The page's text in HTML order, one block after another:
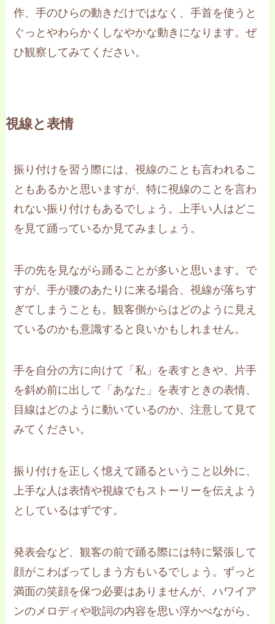
作、手のひらの動きだけではなく、手首を使うと
ぐっとやわらかくしなやかな動きになります。ぜ
ひ観察してみてください。
視線と表情
振り付けを習う際には、視線のことも言われるこ
ともあるかと思いますが、特に視線のことを言わ
れない振り付けもあるでしょう。上手い人はどこ
を見て踊っているか見てみましょう。
手の先を見ながら踊ることが多いと思います。で
すが、手が腰のあたりに来る場合、視線が落ちす
ぎてしまうことも。観客側からはどのように見え
ているのかも意識すると良いかもしれません。
手を自分の方に向けて「私」を表すときや、片手
を斜め前に出して「あなた」を表すときの表情、
目線はどのように動いているのか、注意して見て
みてください。
振り付けを正しく憶えて踊るということ以外に、
上手な人は表情や視線でもストーリーを伝えよう
としているはずです。
発表会など、観客の前で踊る際には特に緊張して
顔がこわばってしまう方もいるでしょう。ずっと
満面の笑顔を保つ必要はありませんが、ハワイア
ンのメロディや歌詞の内容を思い浮かべながら、